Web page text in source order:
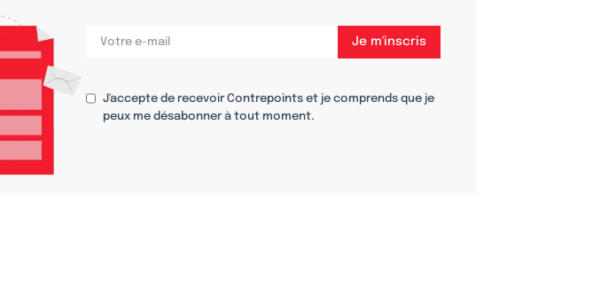
J'accepte de recevoir Contrepoints et je comprends que je
peux me désabonner à tout moment.